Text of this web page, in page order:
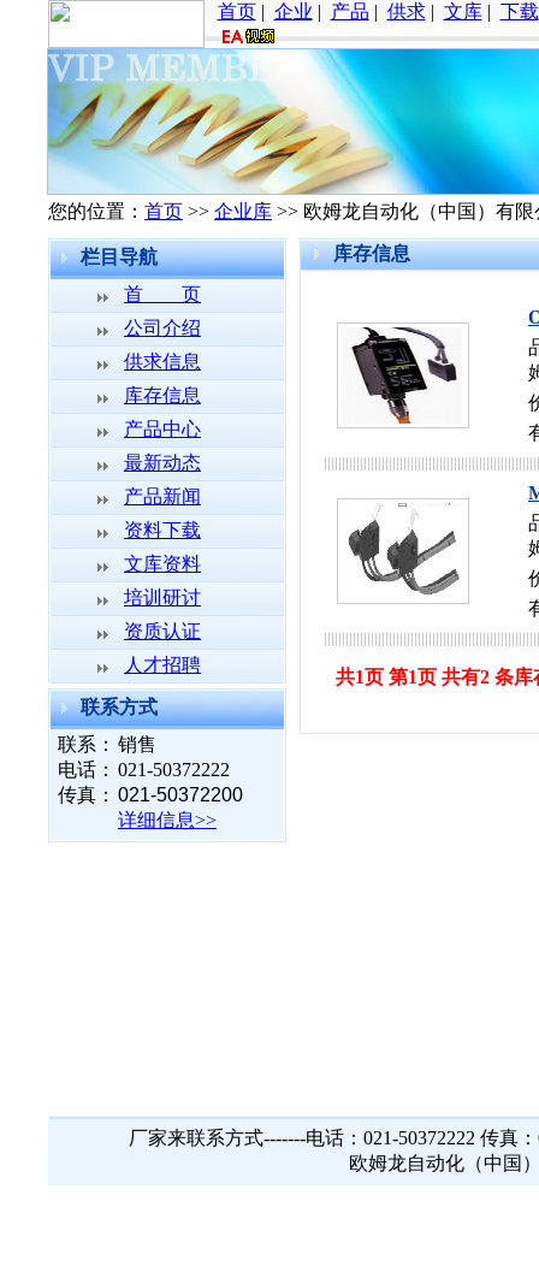
首页| 企业 | 产品 | 供求| 文库| 下载
您的位置： 首页 >> 企业库 >> 欧姆龙自动化（中国）有限
栏目导航
首 页
公司介绍
供求信息
库存信息
产品中心
最新动态
产品新闻
资料下载
文库资料
培训研讨
资质认证
人才招聘
联系方式
联系： 销售
电话： 021-50372222
传真： 021-50372200
详细信息>>
库存信息
共1页 第1页 共有2 条库
厂家来联系方式-------电话：021-50372222 传真
欧姆龙自动化（中国